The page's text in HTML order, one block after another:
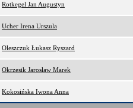
Rotkegel Jan Augustyn
Ucher Irena Urszula
Oleszczuk Łukasz Ryszard
Okrzesik Jarosław Marek
Kokosińska Iwona Anna